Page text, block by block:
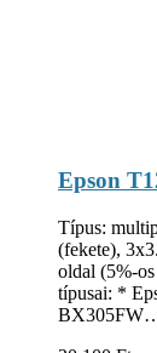
Epson
Típus:
(fekete),
oldal (5%-
típusai: *